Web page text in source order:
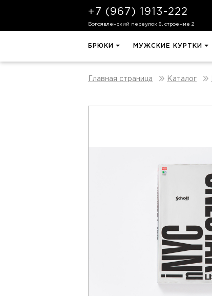
+7 (967) 1913-222
Богоявленский переулок 6, строение 2
БРЮКИ МУЖСКИЕ КУРТКИ
Главная страница Каталог